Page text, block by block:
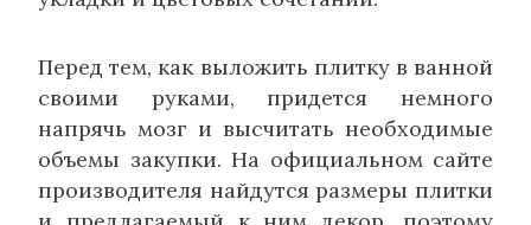
Перед тем, как выложить плитку в ванной
своими руками, придется немного
напрячь мозг и высчитать необходимые
объемы закупки. На официальном сайте
производителя найдутся размеры плитки